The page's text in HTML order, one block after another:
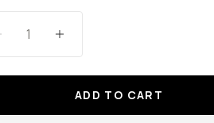
ADD TO CART